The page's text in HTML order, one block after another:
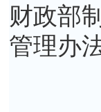
财政部
管理办